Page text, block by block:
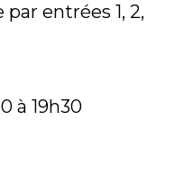
entrées 1, 2,
à 19h30